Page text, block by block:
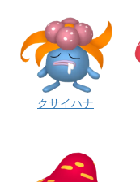
クサイハナ